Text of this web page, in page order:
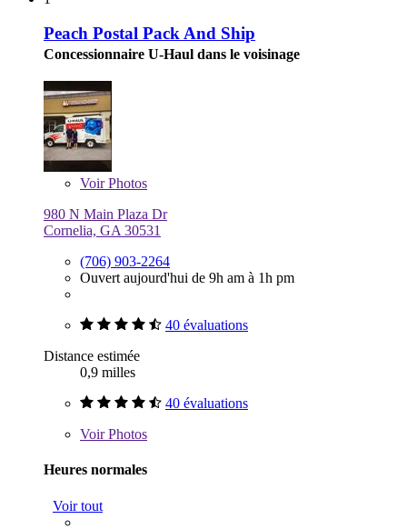
Peach Postal Pack And Ship
Concessionnaire U-Haul dans le voisinage
VoirPhotos
980 N Main Plaza Dr
Cornelia, GA 30531
(706) 903-2264
Ouvert aujourd'hui de 9h am à 1h pm
40 évaluations
Distance estimée
0,9 milles
40 évaluations
VoirPhotos
Heures normales
Voir tout